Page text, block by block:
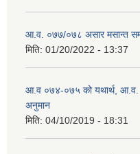
आ.व. ०७७/०७८ असार मसान्त
मिति: 01/20/2022 - 13:37
आ.व ०७४-०७५ को यथार्थ, आ.व.
अनुमान
मिति: 04/10/2019 - 18:31